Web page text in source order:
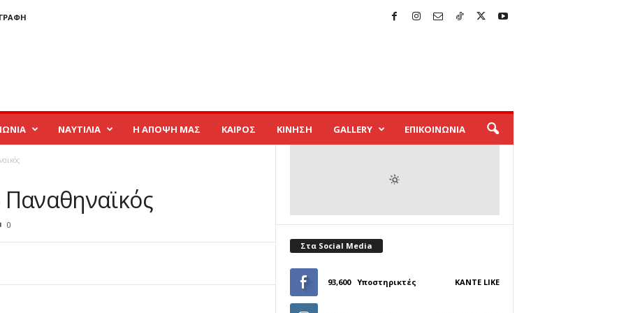
ΝΑΥΤΙΛΙΑ Η ΑΠΟΨΗ ΜΑΣ ΚΑΙΡΟΣ ΚΙΝΗΣΗ GALLERY ΕΠΙΚΟΙΝΩΝΙΑ
0
Στα Social Media
93,600 Υποστηρικτές ΚΆΝΤΕ LIKE